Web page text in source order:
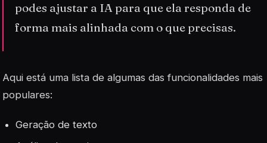
podes ajustar a IA para que ela responda de
forma mais alinhada com o que precisas.
Aqui está uma lista de algumas das funcionalidades mais
populares:
Geração de texto